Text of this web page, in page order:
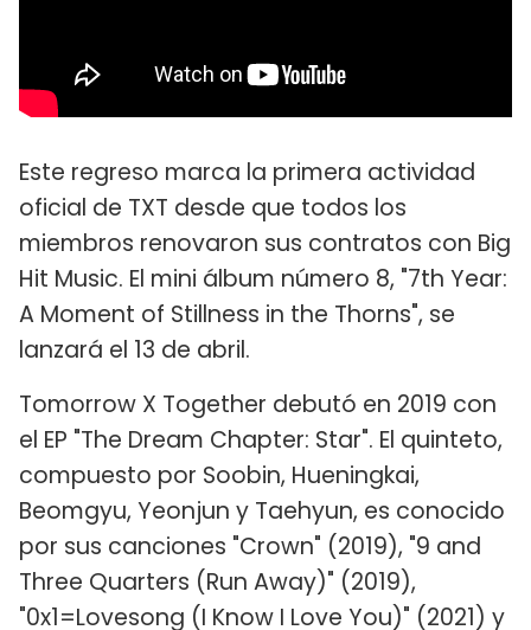
Este regreso marca la primera actividad
oficial de TXT desde que todos los
miembros renovaron sus contratos con Big
Hit Music. El mini álbum número 8, "7th Year:
A Moment of Stillness in the Thorns", se
lanzará el 13 de abril.
Tomorrow X Together debutó en 2019 con
el EP "The Dream Chapter: Star". El quinteto,
compuesto por Soobin, Hueningkai,
Beomgyu, Yeonjun y Taehyun, es conocido
por sus canciones "Crown" (2019), "9 and
Three Quarters (Run Away)" (2019),
"0x1=Lovesong (I Know I Love You)" (2021) y